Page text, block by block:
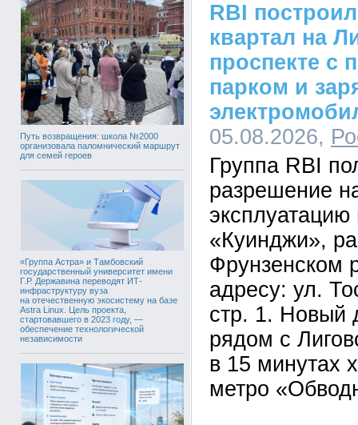
Путь возвращения: школа №2000
организовала паломнический маршрут
для семей героев
«Группа Астра» и Тамбовский
государственный университет имени
Г.Р. Державина переводят ИТ-
инфраструктуру вуза
на отечественную экосистему на базе
Astra Linux. Цель проекта,
стартовавшего в 2023 году, —
обеспечение технологической
независимости
RBI
квартал на
проспекте с
парком и
05.08.2026,
Группа RBI
разрешение
эксплуатацию
«Куинджи»,
Фрунзенском
адресу: ул.
стр. 1. Новый
рядом с
в 15 минутах
метро